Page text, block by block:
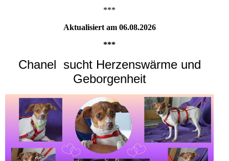
***
Aktualisiert am 06.08.2026
***
Chanel sucht Herzenswärme und
Geborgenheit